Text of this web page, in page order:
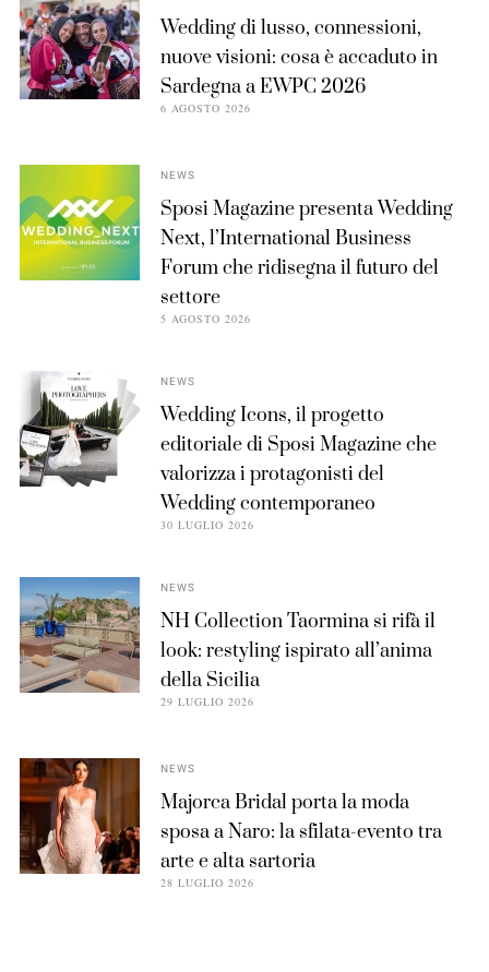
Wedding di lusso, connessioni,
nuove visioni: cosa è accaduto in
Sardegna a EWPC 2026
6 AGOSTO 2026
NEWS
Sposi Magazine presenta Wedding
Next, l’International Business
Forum che ridisegna il futuro del
settore
5 AGOSTO 2026
NEWS
Wedding Icons, il progetto
editoriale di Sposi Magazine che
valorizza i protagonisti del
Wedding contemporaneo
30 LUGLIO 2026
NEWS
NH Collection Taormina si rifà il
look: restyling ispirato all’anima
della Sicilia
29 LUGLIO 2026
NEWS
Majorca Bridal porta la moda
sposa a Naro: la sfilata-evento tra
arte e alta sartoria
28 LUGLIO 2026